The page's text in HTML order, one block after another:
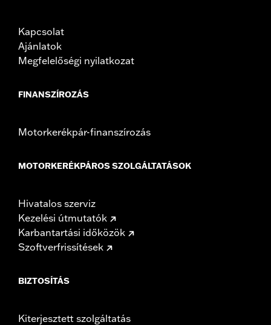
Kapcsolat
Ajánlatok
Megfelelőségi nyilatkozat
FINANSZÍROZÁS
Motorkerékpár-finanszírozás
MOTORKERÉKPÁROS SZOLGÁLTATÁSOK
Hivatalos szerviz
Kezelési útmutatók
Karbantartási időközök
Szoftverfrissítések
BIZTOSÍTÁS
Kiterjesztett szolgáltatás